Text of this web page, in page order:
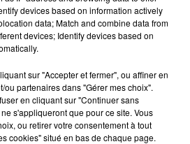
sec
DU 29/03/2023 À
devices based on information actively
data; Match and combine data from
devices; Identify devices based on
sur "Accepter et fermer", ou affiner en
partenaires dans "Gérer mes choix".
en cliquant sur "Continuer sans
s'appliqueront que pour ce site. Vous
ou retirer votre consentement à tout
cookies" situé en bas de chaque page.